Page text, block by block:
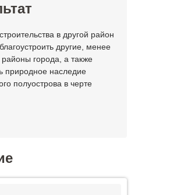
в другой район
другие, менее
районы города, а также
природное наследие
полуострова в черте